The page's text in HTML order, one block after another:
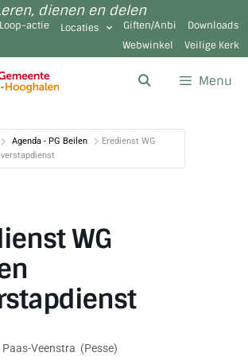
dienen en delen
actie Locaties Giften/Anbi
Downloads
Webwinkel
Veilige Kerk
Menu
Agenda - PG Beilen
Eredienst WG
WG
Paas-Veenstra (Pesse)